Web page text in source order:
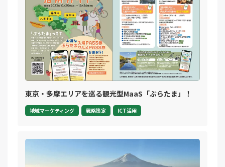
東京・多摩エリアを巡る観光型MaaS「ぶらたま」！
地域マーケティング 戦略策定 ICT活用